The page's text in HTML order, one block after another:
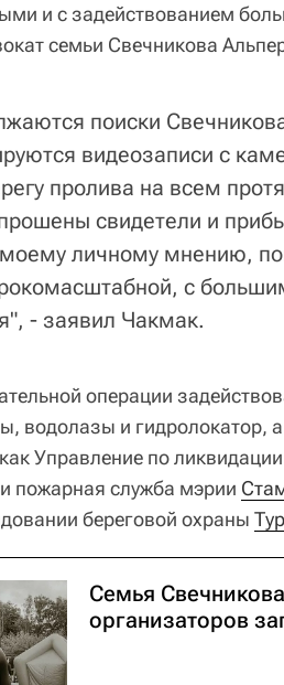
и с задействованием
семьи Свечникова
поиски
видеозаписи с
пролива на всем
свидетели и
личному мнению,
с
- заявил Чакмак.
операции
водолазы и гидролокатор,
Управление по
пожарная служба мэрии
береговой охраны
Семья
организаторов